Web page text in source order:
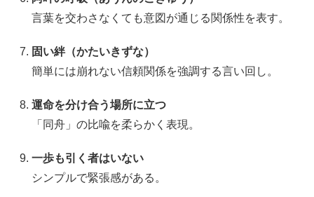
言葉を交わさなくても意図が通じる関係性を表す。
固い絆（かたいきずな）
簡単には崩れない信頼関係を強調する言い回し。
運命を分け合う場所に立つ
「同舟」の比喩を柔らかく表現。
一歩も引く者はいない
シンプルで緊張感がある。